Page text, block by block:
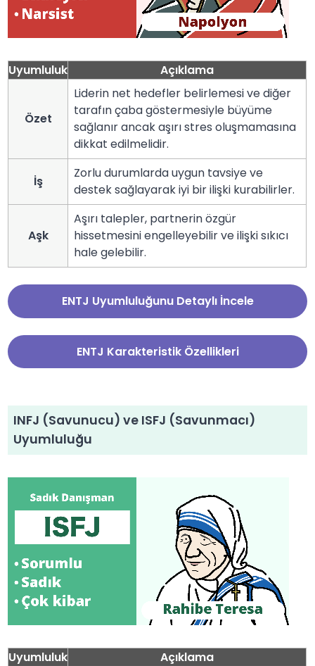
Uyumluluk Açıklama
Özet
Liderin net hedefler belirlemesi ve diğer
tarafın çaba göstermesiyle büyüme
sağlanır ancak aşırı stres oluşmamasına
dikkat edilmelidir.
İş
Zorlu durumlarda uygun tavsiye ve
destek sağlayarak iyi bir ilişki kurabilirler.
Aşk
Aşırı talepler, partnerin özgür
hissetmesini engelleyebilir ve ilişki sıkıcı
hale gelebilir.
ENTJ Uyumluluğunu Detaylı İncele
ENTJ Karakteristik Özellikleri
INFJ (Savunucu) ve ISFJ (Savunmacı)
Uyumluluğu
Uyumluluk
Açıklama